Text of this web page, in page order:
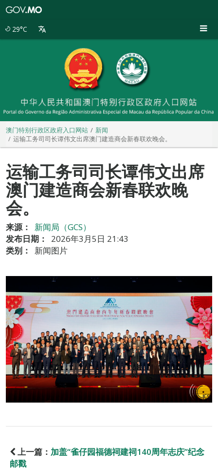
29°C
澳门特别行政区政府入口网站
新闻
运输工务司司长谭伟文出席澳门建造商会新春联欢晚会。
运输工务司司长谭伟文出席
澳门建造商会新春联欢晚
会。
来源：
新闻局（GCS）
发布日期：
2026年3月5日 21:43
类别：
新闻图片
上一篇： 加盖“雀仔园福德祠建祠140周年志庆”纪念
邮戳